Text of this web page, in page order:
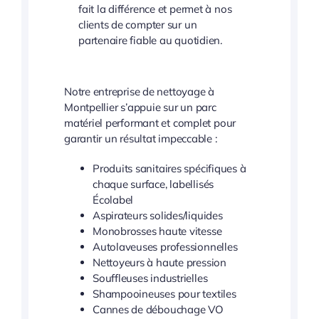
fait la différence et permet à nos
clients de compter sur un
partenaire fiable au quotidien.
Notre entreprise de nettoyage à
Montpellier s’appuie sur un parc
matériel performant et complet pour
garantir un résultat impeccable :
Produits sanitaires spécifiques à
chaque surface, labellisés
Écolabel
Aspirateurs solides/liquides
Monobrosses haute vitesse
Autolaveuses professionnelles
Nettoyeurs à haute pression
Souffleuses industrielles
Shampooineuses pour textiles
Cannes de débouchage VO